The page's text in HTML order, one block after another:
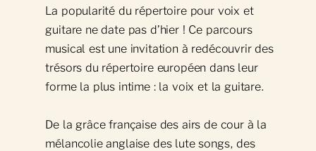
Location de salle
Une merveille le soir : L'expérience AURA
Offre combinée : Visite et AURA
Rendez-vous musicaux de Notre-Dame
Forfait : Récits de Notre-Dame(s)
Messes quotidiennes
Dépliant touristique
Réservation de groupes
Salle de presse
Services pastoraux
Messes quotidiennes
Célébrations et sacrements
Soutenir Notre-Dame
La popularité du répertoire pour voix et
guitare ne date pas d’hier ! Ce parcours
musical est une invitation à redécouvrir des
trésors du répertoire européen dans leur
forme la plus intime : la voix et la guitare.
De la grâce française des airs de cour à la
mélancolie anglaise des lute songs, des